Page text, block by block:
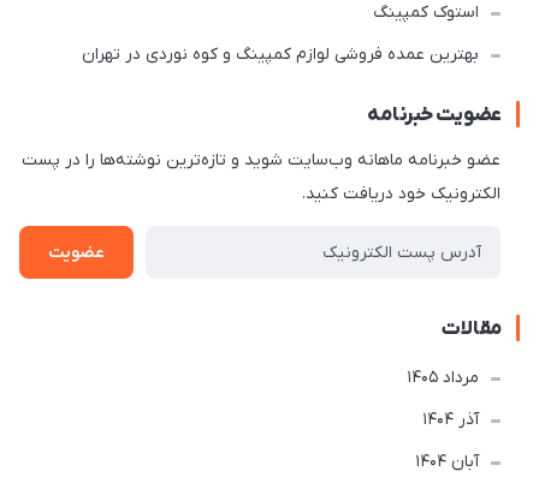
استوک کمپینگ
بهترین عمده فروشی لوازم کمپینگ و کوه نوردی در تهران
عضویت خبرنامه
عضو خبرنامه ماهانه وب‌سایت شوید و تازه‌ترین نوشته‌ها را در پست
الکترونیک خود دریافت کنید.
عضویت
مقالات
مرداد 1405
آذر 1404
آبان 1404